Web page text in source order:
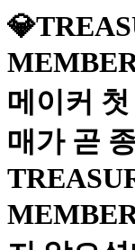
메이커
매가 곧